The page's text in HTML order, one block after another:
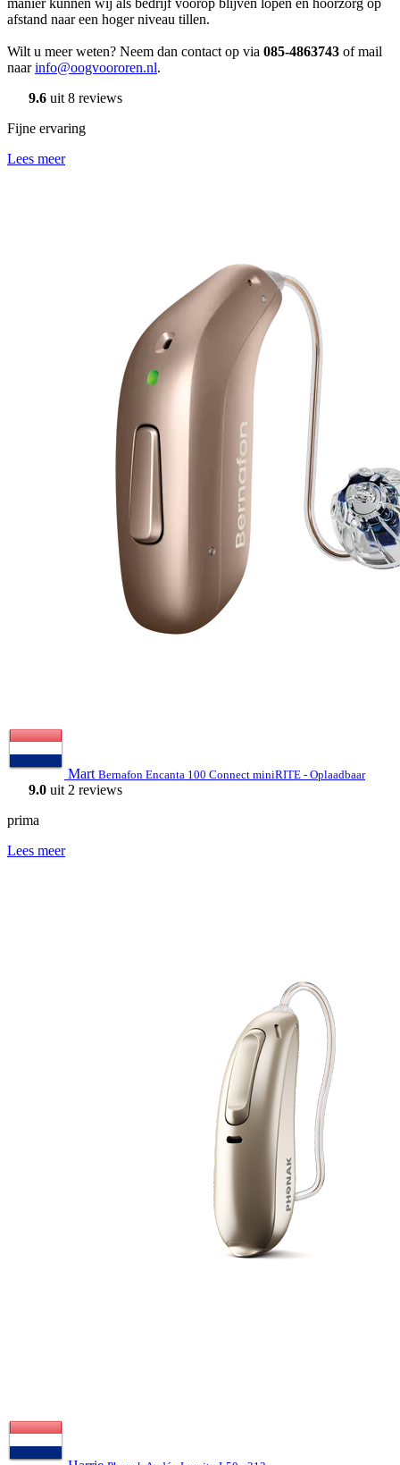
manier kunnen wij als bedrijf voorop blijven lopen en hoorzorg op
afstand naar een hoger niveau tillen.
Wilt u meer weten? Neem dan contact op via 085-4863743 of mail
naarinfo@oogvoororen.nl.
9.6 uit 8 reviews
Fijne ervaring
Lees meer
Mart Bernafon Encanta 100 Connect miniRITE - Oplaadbaar
9.0 uit 2 reviews
prima
Lees meer